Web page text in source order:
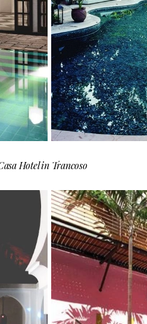
Hotel in Trancoso